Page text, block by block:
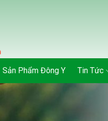
Sản Phẩm Đông Y Tin Tức